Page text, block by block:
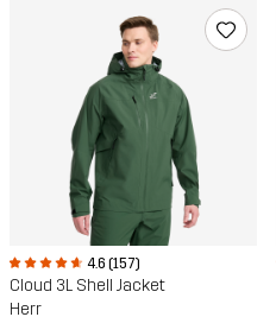
4.6 (157)
Cloud 3L Shell Jacket
Herr